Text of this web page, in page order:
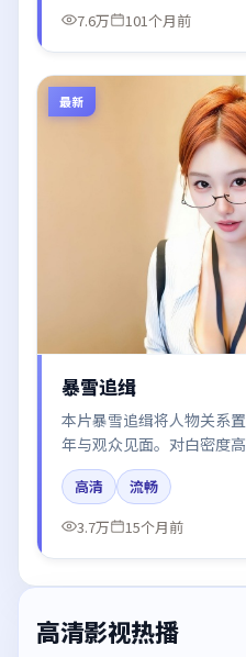
7.6万
101个月前
最新
暴雪追缉
本片暴雪追缉将人物关系
年与观众见面。对白密度
的台词节奏值得关注；整
影。
高清
流畅
3.7万
15个月前
高清影视热播